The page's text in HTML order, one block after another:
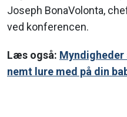
Joseph BonaVolonta,
ved konferencen.
Læs også: Myndigheder
nemt lure med på din